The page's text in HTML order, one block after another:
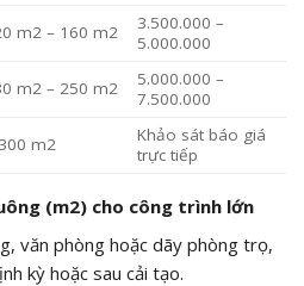
m2 – 160 m2
3.500.000 –
5.000.000
m2 – 250 m2
5.000.000 –
7.500.000
m2
Khảo sát báo giá
trực tiếp
(m2) cho công trình lớn
văn phòng hoặc dãy phòng trọ,
kỳ hoặc sau cải tạo.